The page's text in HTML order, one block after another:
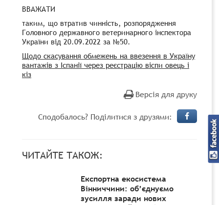
ВВАЖАТИ
таким, що втратив чинність, розпорядження
Головного державного ветеринарного інспектора
України від 20.09.2022 за №50.
Щодо скасування обмежень на ввезення в Україну
вантажів з Іспанії через реєстрацію віспи овець і
кіз
Версія для друку
Сподобалось? Поділитися з друзями:
ЧИТАЙТЕ ТАКОЖ:
Експортна екосистема
Вінниччини: об’єднуємо
зусилля заради нових